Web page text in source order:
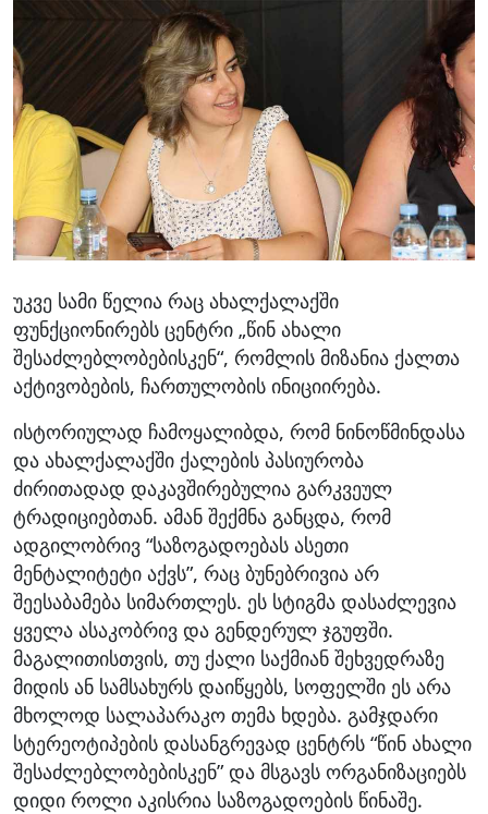
უკვე სამი წელია რაც ახალქალაქში
ფუნქციონირებს ცენტრი „წინ ახალი
შესაძლებლობებისკენ“, რომლის მიზანია ქალთა
აქტივობების, ჩართულობის ინიციირება.
ისტორიულად ჩამოყალიბდა, რომ ნინოწმინდასა
და ახალქალაქში ქალების პასიურობა
ძირითადად დაკავშირებულია გარკვეულ
ტრადიციებთან. ამან შექმნა განცდა, რომ
ადგილობრივ “საზოგადოებას ასეთი
მენტალიტეტი აქვს”, რაც ბუნებრივია არ
შეესაბამება სიმართლეს. ეს სტიგმა დასაძლევია
ყველა ასაკობრივ და გენდერულ ჯგუფში.
მაგალითისთვის, თუ ქალი საქმიან შეხვედრაზე
მიდის ან სამსახურს დაიწყებს, სოფელში ეს არა
მხოლოდ სალაპარაკო თემა ხდება. გამჯდარი
სტერეოტიპების დასანგრევად ცენტრს “წინ ახალი
შესაძლებლობებისკენ” და მსგავს ორგანიზაციებს
დიდი როლი აკისრია საზოგადოების წინაშე.